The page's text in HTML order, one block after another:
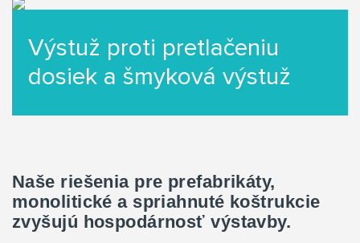
Výstuž proti pretlačeniu
dosiek a šmyková výstuž
Naše riešenia pre prefabrikáty,
monolitické a spriahnuté koštrukcie
zvyšujú hospodárnosť výstavby.